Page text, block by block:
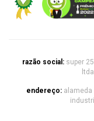
razão social: super
endereço: alameda